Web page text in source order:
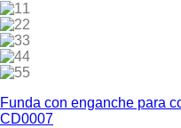
1
2
3
4
5
Funda con enganche para
CD0007